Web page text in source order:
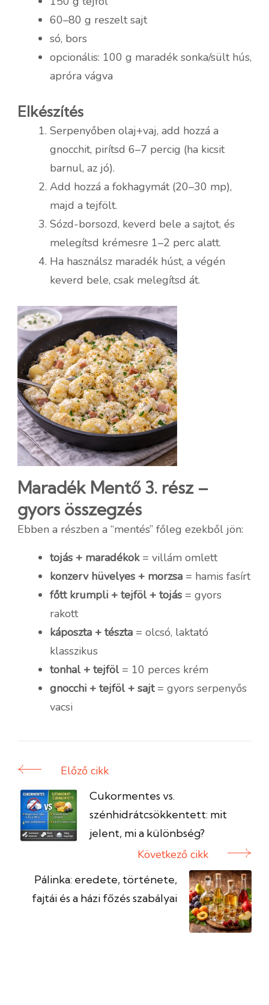
60–80 g reszelt sajt
só, bors
opcionális: 100 g maradék sonka/sült hús,
apróra vágva
Elkészítés
Serpenyőben olaj+vaj, add hozzá a
gnocchit, pirítsd 6–7 percig (ha kicsit
barnul, az jó).
Add hozzá a fokhagymát (20–30 mp),
majd a tejfölt.
Sózd-borsozd, keverd bele a sajtot, és
melegítsd krémesre 1–2 perc alatt.
Ha használsz maradék húst, a végén
keverd bele, csak melegítsd át.
Maradék Mentő 3. rész –
gyors összegzés
Ebben a részben a “mentés” főleg ezekből jön:
tojás + maradékok= villám omlett
konzerv hüvelyes + morzsa = hamis fasírt
főtt krumpli + tejföl + tojás = gyors
rakott
káposzta + tészta = olcsó, laktató
klasszikus
tonhal + tejföl= 10 perces krém
gnocchi + tejföl + sajt= gyors serpenyős
vacsi
Bejegyzés
navigáció
Előző cikk
Cukormentes vs.
szénhidrátcsökkentett: mit
jelent, mi a különbség?
Következő cikk
Pálinka: eredete, története,
fajtái és a házi főzés szabályai